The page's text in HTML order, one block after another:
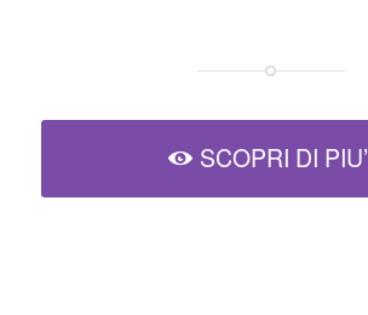
SCOPRI DI PIU’